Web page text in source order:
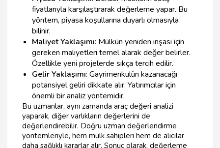
fiyatlarıyla karşılaştırarak değerleme yapar. Bu
yöntem, piyasa koşullarına duyarlı olmasıyla
bilinir.
Maliyet Yaklaşımı: Mülkün yeniden inşası için
gereken maliyetleri temel alarak değer belirler.
Özellikle yeni projelerde sıkça tercih edilir.
Gelir Yaklaşımı: Gayrimenkulün kazanacağı
potansiyel geliri dikkate alır. Yatırımcılar için
önemli bir analiz yöntemidir.
Bu uzmanlar, aynı zamanda araç değeri analizi
yaparak, diğer varlıkların değerlerini de
değerlendirebilir. Doğru uzman değerlendirme
yöntemleriyle, hem mülk sahipleri hem de alıcılar
daha sağlıklı kararlar alır. Sonuç olarak, değerleme